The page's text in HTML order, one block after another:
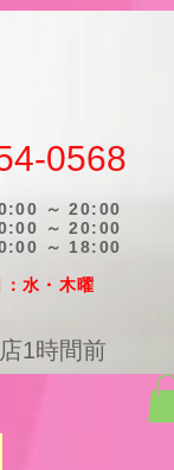
0568
～ 20:00
～ 20:00
～ 18:00
水・木曜
1時間前